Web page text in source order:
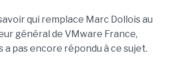
qui remplace Marc Dollois au
général de VMware France,
a pas encore répondu à ce sujet.